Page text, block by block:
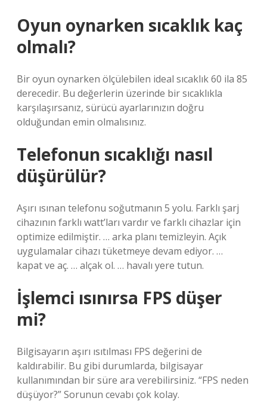
Oyun oynarken sıcaklık kaç
olmalı?
Bir oyun oynarken ölçülebilen ideal sıcaklık 60 ila 85
derecedir. Bu değerlerin üzerinde bir sıcaklıkla
karşılaşırsanız, sürücü ayarlarınızın doğru
olduğundan emin olmalısınız.
Telefonun sıcaklığı nasıl
düşürülür?
Aşırı ısınan telefonu soğutmanın 5 yolu. Farklı şarj
cihazının farklı watt’ları vardır ve farklı cihazlar için
optimize edilmiştir. … arka planı temizleyin. Açık
uygulamalar cihazı tüketmeye devam ediyor. …
kapat ve aç. … alçak ol. … havalı yere tutun.
İşlemci ısınırsa FPS düşer
mi?
Bilgisayarın aşırı ısıtılması FPS değerini de
kaldırabilir. Bu gibi durumlarda, bilgisayar
kullanımından bir süre ara verebilirsiniz. “FPS neden
düşüyor?” Sorunun cevabı çok kolay.